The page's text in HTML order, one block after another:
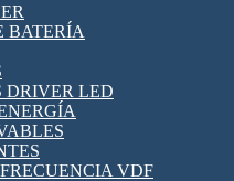
CABLE
BATERÍA
DRIVER LED
VDF